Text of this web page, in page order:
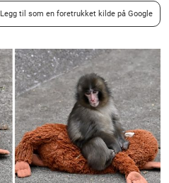
Legg til som en foretrukket kilde på Google